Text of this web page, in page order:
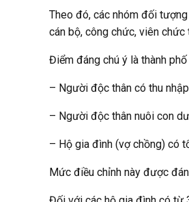
Theo đó, các nhóm đối
cán bộ, công chức, viên chức
Điểm đáng chú ý là thành
– Người độc thân có thu
– Người độc thân nuôi con
– Hộ gia đình (vợ chồng) có
Mức điều chỉnh này được